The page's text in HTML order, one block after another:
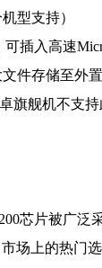
型支持）
插入高速
件存储至外
旗舰机不支持
芯片被广泛
场上的热门选